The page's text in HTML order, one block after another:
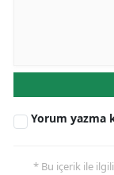
Yorum yazma
* Bu içerik ile